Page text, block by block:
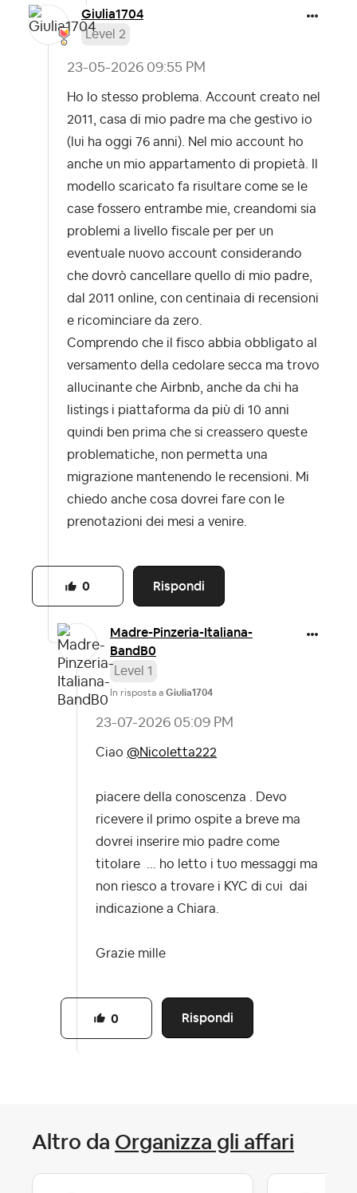
Giulia1704
Level 2
‎23-05-2026 09:55 PM
Ho lo stesso problema. Account creato nel
2011, casa di mio padre ma che gestivo io
(lui ha oggi 76 anni). Nel mio account ho
anche un mio appartamento di propietà. Il
modello scaricato fa risultare come se le
case fossero entrambe mie, creandomi sia
problemi a livello fiscale per per un
eventuale nuovo account considerando
che dovrò cancellare quello di mio padre,
dal 2011 online, con centinaia di recensioni
e ricominciare da zero.
Comprendo che il fisco abbia obbligato al
versamento della cedolare secca ma trovo
allucinante che Airbnb, anche da chi ha
listings i piattaforma da più di 10 anni
quindi ben prima che si creassero queste
problematiche, non permetta una
migrazione mantenendo le recensioni. Mi
chiedo anche cosa dovrei fare con le
prenotazioni dei mesi a venire.
Rispondi
0
Madre-Pinzeria-Italiana-
BandB0
Level 1
In risposta a Giulia1704
‎23-07-2026 05:09 PM
Ciao @Nicoletta222
piacere della conoscenza . Devo
ricevere il primo ospite a breve ma
dovrei inserire mio padre come
titolare ... ho letto i tuo messaggi ma
non riesco a trovare i KYC di cui dai
indicazione a Chiara.
Grazie mille
Rispondi
0
Altro da Organizza gli affari